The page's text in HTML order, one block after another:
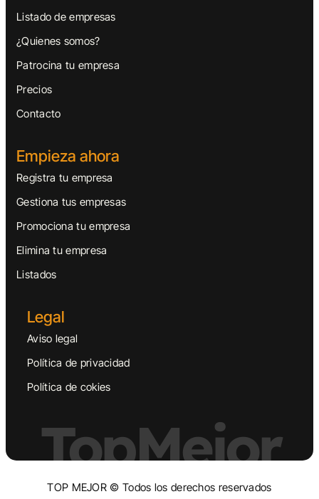
Listado de empresas
¿Quienes somos?
Patrocina tu empresa
Precios
Contacto
Empieza ahora
Registra tu empresa
Gestiona tus empresas
Promociona tu empresa
Elimina tu empresa
Listados
Legal
Aviso legal
Política de privacidad
Política de cokies
TopMejor
TOP MEJOR © Todos los derechos reservados